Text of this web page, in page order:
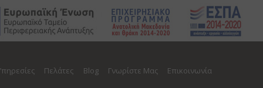
Πελάτες Blog Γνωρίστε Μας Επικοινωνία